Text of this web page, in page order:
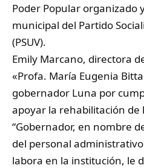
Poder Popular organizado
municipal del Partido
(PSUV).
Emily Marcano, directora
«Profa. María Eugenia
gobernador Luna por
apoyar la rehabilitación de
“Gobernador, en nombre
del personal
labora en la institución, le